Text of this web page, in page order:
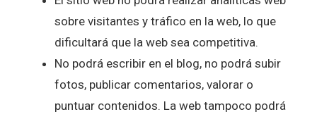
sobre visitantes y tráfico en la web, lo que
dificultará que la web sea competitiva.
No podrá escribir en el blog, no podrá subir
fotos, publicar comentarios, valorar o
puntuar contenidos. La web tampoco podrá